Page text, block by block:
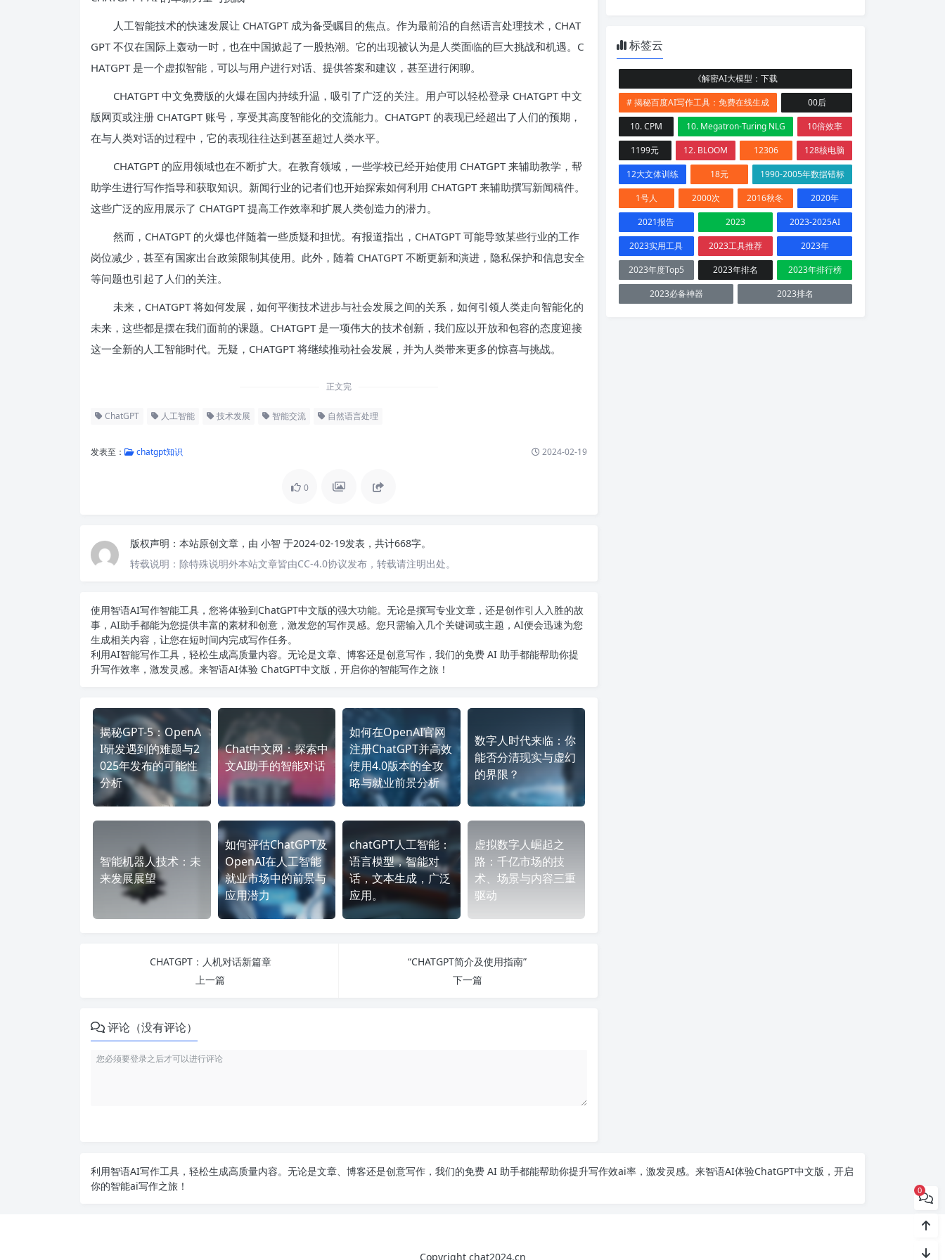
人工智能技术的快速发展让 CHATGPT 成为备受瞩目的焦点。作为最前沿的自然语言处理技术，CHAT
GPT 不仅在国际上轰动一时，也在中国掀起了一股热潮。它的出现被认为是人类面临的巨大挑战和机遇。C
HATGPT 是一个虚拟智能，可以与用户进行对话、提供答案和建议，甚至进行闲聊。
CHATGPT 中文免费版的火爆在国内持续升温，吸引了广泛的关注。用户可以轻松登录 CHATGPT 中文
版网页或注册 CHATGPT 账号，享受其高度智能化的交流能力。CHATGPT 的表现已经超出了人们的预期，
在与人类对话的过程中，它的表现往往达到甚至超过人类水平。
CHATGPT 的应用领域也在不断扩大。在教育领域，一些学校已经开始使用 CHATGPT 来辅助教学，帮
助学生进行写作指导和获取知识。新闻行业的记者们也开始探索如何利用 CHATGPT 来辅助撰写新闻稿件。
这些广泛的应用展示了 CHATGPT 提高工作效率和扩展人类创造力的潜力。
然而，CHATGPT 的火爆也伴随着一些质疑和担忧。有报道指出，CHATGPT 可能导致某些行业的工作
岗位减少，甚至有国家出台政策限制其使用。此外，随着 CHATGPT 不断更新和演进，隐私保护和信息安全
等问题也引起了人们的关注。
未来，CHATGPT 将如何发展，如何平衡技术进步与社会发展之间的关系，如何引领人类走向智能化的
未来，这些都是摆在我们面前的课题。CHATGPT 是一项伟大的技术创新，我们应以开放和包容的态度迎接
这一全新的人工智能时代。无疑，CHATGPT 将继续推动社会发展，并为人类带来更多的惊喜与挑战。
正文完
ChatGPT 人工智能 技术发展 智能交流 自然语言处理
发表至： chatgpt知识 2024-02-19
0
版权声明： 本站原创文章，由 小智 于2024-02-19发表，共计668字。
转载说明： 除特殊说明外本站文章皆由CC-4.0协议发布，转载请注明出处。
使用智语AI写作智能工具，您将体验到ChatGPT中文版的强大功能。无论是撰写专业文章，还是创作引人入胜的故
事，AI助手都能为您提供丰富的素材和创意，激发您的写作灵感。您只需输入几个关键词或主题，AI便会迅速为您
生成相关内容，让您在短时间内完成写作任务。
利用AI智能写作工具，轻松生成高质量内容。无论是文章、博客还是创意写作，我们的免费 AI 助手都能帮助你提
升写作效率，激发灵感。来智语AI体验 ChatGPT中文版 ，开启你的智能写作之旅！
揭秘GPT-5：OpenA
I研发遇到的难题与2
025年发布的可能性
分析
Chat中文网：探索中
文AI助手的智能对话
如何在OpenAI官网
注册ChatGPT并高效
使用4.0版本的全攻
略与就业前景分析
数字人时代来临：你
能否分清现实与虚幻
的界限？
智能机器人技术：未
来发展展望
如何评估ChatGPT及
OpenAI在人工智能
就业市场中的前景与
应用潜力
chatGPT人工智能：
语言模型，智能对
话，文本生成，广泛
应用。
虚拟数字人崛起之
路：千亿市场的技
术、场景与内容三重
驱动
CHATGPT：人机对话新篇章
上一篇
“CHATGPT简介及使用指南”
下一篇
评论（没有评论）
标签云
《解密AI大模型：下载
# 揭秘百度AI写作工具：免费在线生成
00后
10. CPM
10. Megatron-Turing NLG
10倍效率
1199元
12. BLOOM 12306
128核电脑
12大文体训练
18元
1990-2005年数据错标
1号人
2000次 2016秋冬
2020年
2021报告
2023
2023-2025AI
2023实用工具
2023工具推荐
2023年
2023年度Top5
2023年排名
2023年排行榜
2023必备神器
2023排名
利用智语AI写作工具，轻松生成高质量内容。无论是文章、博客还是创意写作，我们的免费 AI 助手都能帮助你提升写作效ai率，激发灵感。来智语AI体验ChatGPT中文版 ，开启
你的智能ai写作之旅！
0
Copyright chat2024.cn